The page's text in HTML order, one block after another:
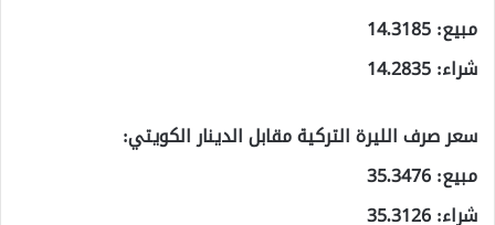
مبيع: 14.3185
شراء: 14.2835
سعر صرف الليرة التركية مقابل الدينار الكويتي:
مبيع: 35.3476
شراء: 35.3126